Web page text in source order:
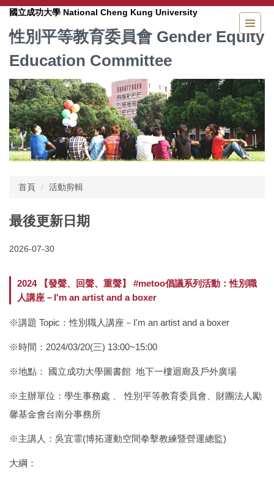
跳
主
要
內
區
國立成功大學 National Cheng Kung University
性別平等教育委員會 Gender Equity
Education Committee
首頁 活動剪輯
最後更新日期
2026-07-30
2024 【發聲、回聲、重聲】 #metoo倡議系列活動：性別職
人講座－I'm an artist and a boxer
※講題 Topic：性別職人講座－I'm an artist and a boxer
※時間：2024/03/20(三) 13:00~15:00
※地點： 國立成功大學圖書館 地下一樓迴廊及戶外廣場
※主辦單位：學生事務處 、 性別平等教育委員會、財團法人勵
馨基金會台南分事務所
※主講人：吳宜霏(博拓運動空間拳擊教練暨營運總監)
大綱：